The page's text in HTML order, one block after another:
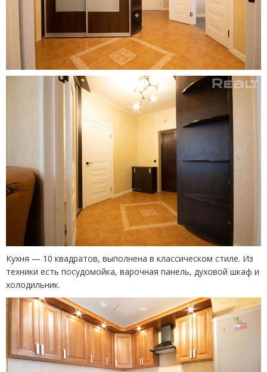
Кухня — 10 квадратов, выполнена в классическом стиле. Из
техники есть посудомойка, варочная панель, духовой шкаф и
холодильник.